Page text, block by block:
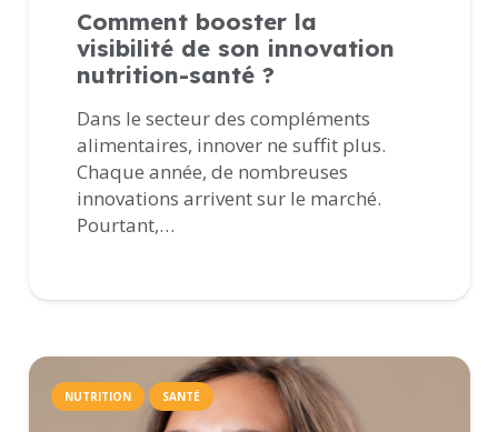
Comment booster la
visibilité de son innovation
nutrition-santé ?
Dans le secteur des compléments
alimentaires, innover ne suffit plus.
Chaque année, de nombreuses
innovations arrivent sur le marché.
Pourtant,…
NUTRITION SANTÉ